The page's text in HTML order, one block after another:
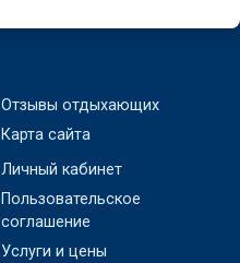
Отзывы отдыхающих
Карта сайта
Личный кабинет
Пользовательское
соглашение
Услуги и цены